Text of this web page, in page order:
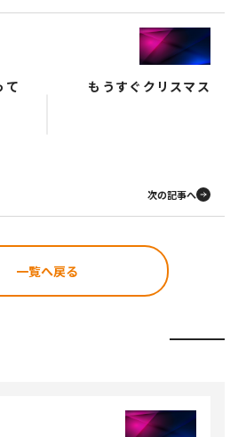
て
もうすぐクリスマス
次の記事へ
一覧へ戻る